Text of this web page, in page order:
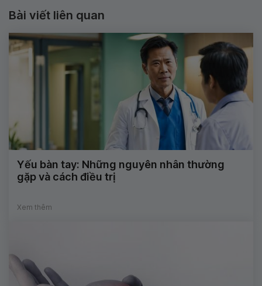
Bài viết liên quan
Yếu bàn tay: Những nguyên nhân thường
gặp và cách điều trị
Xem thêm